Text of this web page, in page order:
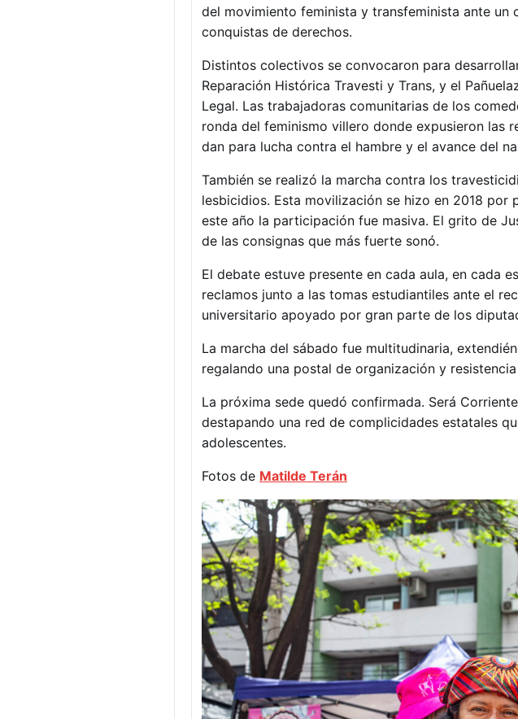
del movimiento feminista y transfeminista ante
conquistas de derechos.
Distintos colectivos se convocaron para
Reparación Histórica Travesti y Trans, y el
Legal. Las trabajadoras comunitarias de los
ronda del feminismo villero donde expusieron las
dan para lucha contra el hambre y el avance del
También se realizó la marcha contra los
lesbicidios. Esta movilización se hizo en 2018 por
este año la participación fue masiva. El grito de
de las consignas que más fuerte sonó.
El debate estuve presente en cada aula, en cada
reclamos junto a las tomas estudiantiles ante el
universitario apoyado por gran parte de los
La marcha del sábado fue multitudinaria,
regalando una postal de organización y
La próxima sede quedó confirmada. Será
destapando una red de complicidades estatales
adolescentes.
Fotos de Matilde Terán